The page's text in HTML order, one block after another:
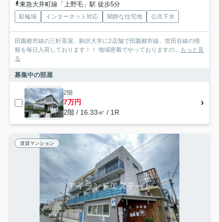
東急大井町線「上野毛」駅 徒歩5分
駐輪場 インターネット対応 閑静な住宅地 公共下水
田園都市線の三軒茶屋、駒沢大学に2店舗で田園都市線、世田谷線の情
報を毎日入荷しております！！ 地域密着でやっておりますの... もっと見
る
募集中の部屋
2階
7万円
2階 / 16.33㎡ / 1R
賃貸マンション